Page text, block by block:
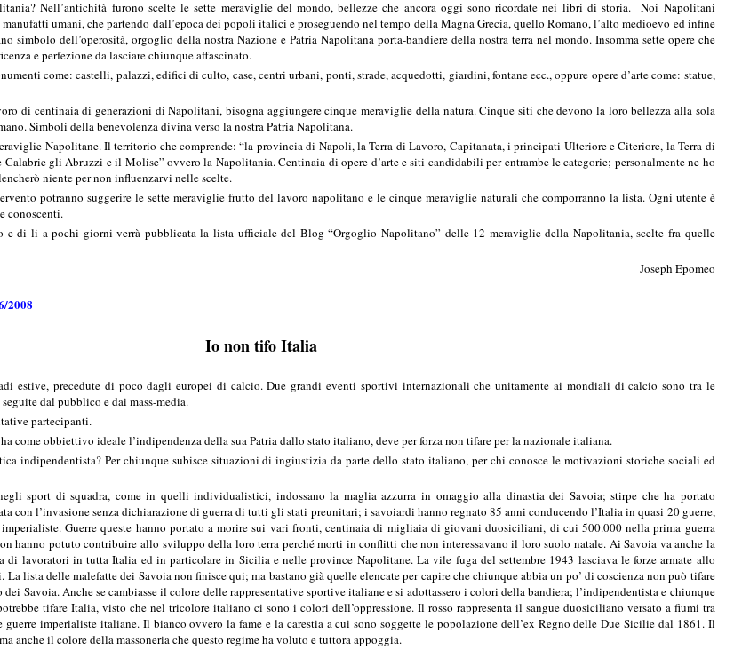
Nell’antichità furono scelte le sette meraviglie del mondo, bellezze che ancora oggi sono ricordate nei libri di storia. Noi Napolitani
umani, che partendo dall’epoca dei popoli italici e proseguendo nel tempo della Magna Grecia, quello Romano, l’alto medioevo ed infine
simbolo dell’operosità, orgoglio della nostra Nazione e Patria Napolitana porta-bandiere della nostra terra nel mondo. Insomma sette opere che
e perfezione da lasciare chiunque affascinato.
come: castelli, palazzi, edifici di culto, case, centri urbani, ponti, strade, acquedotti, giardini, fontane ecc., oppure opere d’arte come: statue,
di centinaia di generazioni di Napolitani, bisogna aggiungere cinque meraviglie della natura. Cinque siti che devono la loro bellezza alla sola
Simboli della benevolenza divina verso la nostra Patria Napolitana.
Napolitane. Il territorio che comprende: “la provincia di Napoli, la Terra di Lavoro, Capitanata, i principati Ulteriore e Citeriore, la Terra di
Calabrie gli Abruzzi e il Molise” ovvero la Napolitania. Centinaia di opere d’arte e siti candidabili per entrambe le categorie; personalmente ne ho
niente per non influenzarvi nelle scelte.
potranno suggerire le sette meraviglie frutto del lavoro napolitano e le cinque meraviglie naturali che comporranno la lista. Ogni utente è
conoscenti.
e di li a pochi giorni verrà pubblicata la lista ufficiale del Blog “Orgoglio Napolitano” delle 12 meraviglie della Napolitania, scelte fra quelle
Joseph Epomeo
2008
Io non tifo Italia
estive, precedute di poco dagli europei di calcio. Due grandi eventi sportivi internazionali che unitamente ai mondiali di calcio sono tra le
dal pubblico e dai mass-media.
partecipanti.
come obbiettivo ideale l’indipendenza della sua Patria dallo stato italiano, deve per forza non tifare per la nazionale italiana.
indipendentista? Per chiunque subisce situazioni di ingiustizia da parte dello stato italiano, per chi conosce le motivazioni storiche sociali ed
sport di squadra, come in quelli individualistici, indossano la maglia azzurra in omaggio alla dinastia dei Savoia; stirpe che ha portato
con l’invasione senza dichiarazione di guerra di tutti gli stati preunitari; i savoiardi hanno regnato 85 anni conducendo l’Italia in quasi 20 guerre,
Guerre queste hanno portato a morire sui vari fronti, centinaia di migliaia di giovani duosiciliani, di cui 500.000 nella prima guerra
hanno potuto contribuire allo sviluppo della loro terra perché morti in conflitti che non interessavano il loro suolo natale. Ai Savoia va anche la
di lavoratori in tutta Italia ed in particolare in Sicilia e nelle province Napolitane. La vile fuga del settembre 1943 lasciava le forze armate allo
lista delle malefatte dei Savoia non finisce qui; ma bastano già quelle elencate per capire che chiunque abbia un po’ di coscienza non può tifare
Savoia. Anche se cambiasse il colore delle rappresentative sportive italiane e si adottassero i colori della bandiera; l’indipendentista e chiunque
tifare Italia, visto che nel tricolore italiano ci sono i colori dell’oppressione. Il rosso rappresenta il sangue duosiciliano versato a fiumi tra
imperialiste italiane. Il bianco ovvero la fame e la carestia a cui sono soggette le popolazione dell’ex Regno delle Due Sicilie dal 1861. Il
anche il colore della massoneria che questo regime ha voluto e tuttora appoggia.